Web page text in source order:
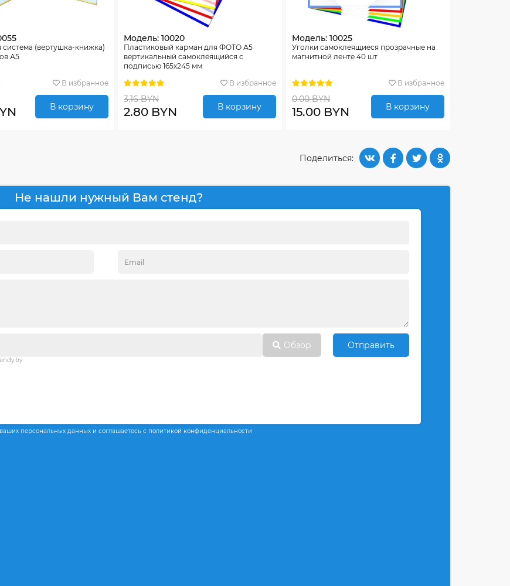
система (вертушка-книжка)
А5
В избранное
В корзину
Модель: 10020
Пластиковый карман для ФОТО А5
вертикальный самоклеящийся с
подписью 165х245 мм
В избранное
3.16 BYN
2.80 BYN В корзину
Модель: 10025
Уголки самоклеящиеся прозрачные на
магнитной ленте 40 шт
В избранное
0.00 BYN
15.00 BYN В корзину
Поделиться:
Не нашли нужный Вам стенд?
Обзор Отправить
персональных данных и соглашаетесь с политикой конфиденциальности